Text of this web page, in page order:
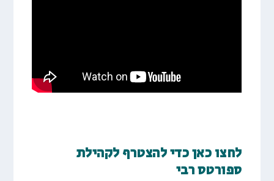
לחצו כאן כדי להצטרף לקהילת
ספורטס רבי